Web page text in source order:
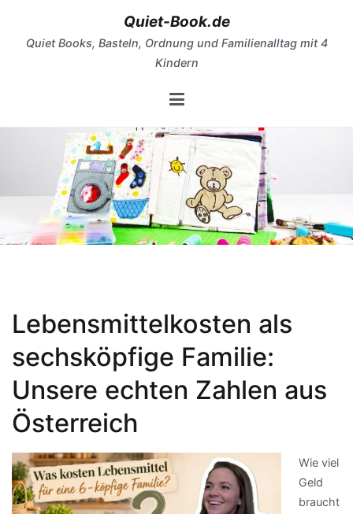
springen
Quiet-Book.de
Quiet Books, Basteln, Ordnung und Familienalltag mit 4
Kindern
Lebensmittelkosten als
sechsköpfige Familie:
Unsere echten Zahlen aus
Österreich
Wie viel
Geld
braucht